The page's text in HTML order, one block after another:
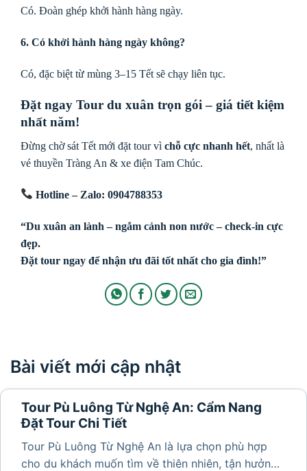
Có. Đoàn ghép khởi hành hàng ngày.
6. Có khởi hành hàng ngày không?
Có, đặc biệt từ mùng 3–15 Tết sẽ chạy liên tục.
Đặt ngay Tour du xuân trọn gói – giá tiết kiệm
nhất năm!
Đừng chờ sát Tết mới đặt tour vì chỗ cực nhanh hết, nhất là
vé thuyền Tràng An & xe điện Tam Chúc.
Hotline – Zalo: 0904788353
“Du xuân an lành – ngắm cảnh non nước – check-in cực
đẹp.
Đặt tour ngay để nhận ưu đãi tốt nhất cho gia đình!”
Bài viết mới cập nhật
Tour Pù Luông Từ Nghệ An: Cẩm Nang
Đặt Tour Chi Tiết
Tour Pù Luông Từ Nghệ An là lựa chọn phù hợp
cho du khách muốn tìm về thiên nhiên, tận hưởng